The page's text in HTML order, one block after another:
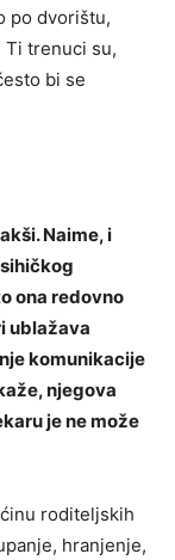
po dvorištu,
Ti trenuci su,
bi se
Naime, i
ona redovno
ublažava
komunikacije
njegova
je ne može
roditeljskih
hranjenje,